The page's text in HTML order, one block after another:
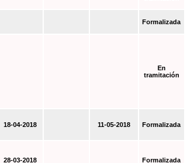
Formalizada
En
tramitación
18-04-2018 11-05-2018 Formalizada
28-03-2018 Formalizada